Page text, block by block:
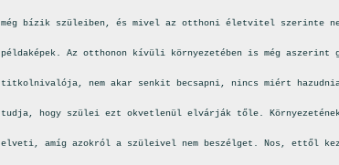
még bízik szüleiben, és mivel az otthoni életvitel szerinte
példaképek. Az otthonon kívüli környezetében is még
titkolnivalója, nem akar senkit becsapni, nincs miért
tudja, hogy szülei ezt okvetlenül elvárják tőle.
elveti, amíg azokról a szüleivel nem beszélget. Nos, ettől